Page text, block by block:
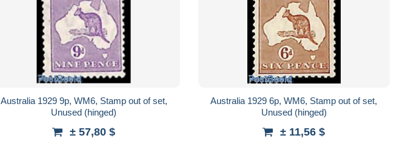
Australia 1929 9p, WM6, Stamp out of set,
Unused (hinged)
± 57,80 $
Australia 1929 6p, WM6, Stamp out of set,
Unused (hinged)
± 11,56 $